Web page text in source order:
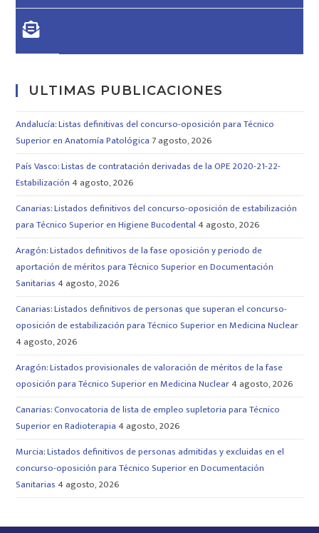
ULTIMAS PUBLICACIONES
Andalucía: Listas definitivas del concurso-oposición para Técnico
Superior en Anatomía Patológica 7 agosto, 2026
País Vasco: Listas de contratación derivadas de la OPE 2020-21-22-
Estabilización 4 agosto, 2026
Canarias: Listados definitivos del concurso-oposición de estabilización
para Técnico Superior en Higiene Bucodental 4 agosto, 2026
Aragón: Listados definitivos de la fase oposición y periodo de
aportación de méritos para Técnico Superior en Documentación
Sanitarias 4 agosto, 2026
Canarias: Listados definitivos de personas que superan el concurso-
oposición de estabilización para Técnico Superior en Medicina Nuclear
4 agosto, 2026
Aragón: Listados provisionales de valoración de méritos de la fase
oposición para Técnico Superior en Medicina Nuclear4 agosto, 2026
Canarias: Convocatoria de lista de empleo supletoria para Técnico
Superior en Radioterapia 4 agosto, 2026
Murcia: Listados definitivos de personas admitidas y excluidas en el
concurso-oposición para Técnico Superior en Documentación
Sanitarias 4 agosto, 2026